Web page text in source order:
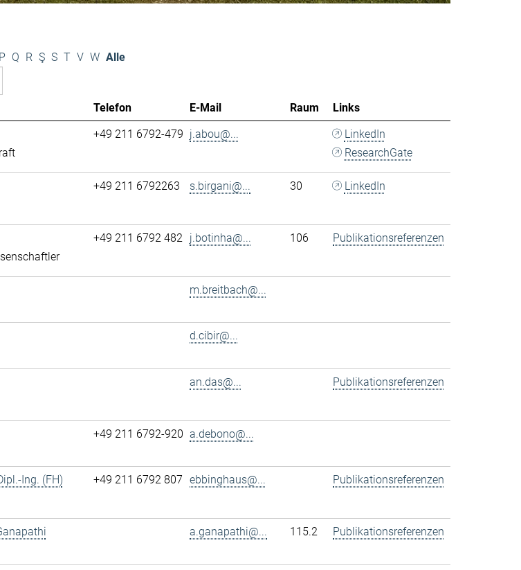
P Q R Ş S T V W Alle
Telefon E-Mail Raum
Links
+49 211 6792-479 j.abou@...
LinkedIn
ResearchGate
+49 211 6792263 s.birgani@... 30 LinkedIn
+49 211 6792 482 j.botinha@... 106 Publikationsreferenzen
m.breitbach@...
d.cibir@...
an.das@... Publikationsreferenzen
+49 211 6792-920 a.debono@...
Ing. (FH) +49 211 6792 807 ebbinghaus@... Publikationsreferenzen
a.ganapathi@... 115.2 Publikationsreferenzen